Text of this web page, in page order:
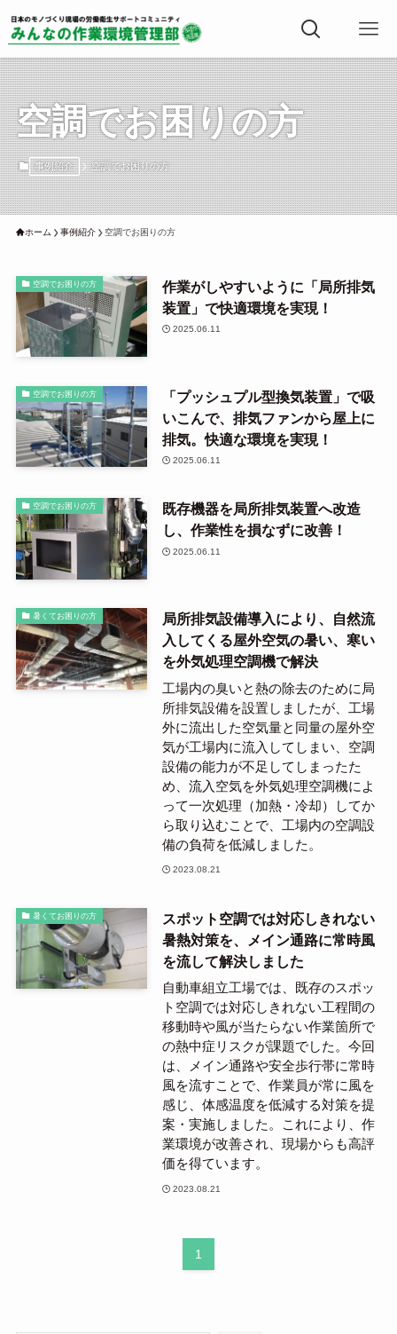
空調でお困りの方
事例紹介 空調でお困りの方
ホーム 事例紹介 空調でお困りの方
空調でお困りの方
作業がしやすいように「局所排気
装置」で快適環境を実現！
2025.06.11
空調でお困りの方
「プッシュプル型換気装置」で吸
いこんで、排気ファンから屋上に
排気。快適な環境を実現！
2025.06.11
空調でお困りの方
既存機器を局所排気装置へ改造
し、作業性を損なずに改善！
2025.06.11
暑くてお困りの方
局所排気設備導入により、自然流
入してくる屋外空気の暑い、寒い
を外気処理空調機で解決
工場内の臭いと熱の除去のために局
所排気設備を設置しましたが、工場
外に流出した空気量と同量の屋外空
気が工場内に流入してしまい、空調
設備の能力が不足してしまったた
め、流入空気を外気処理空調機によ
って一次処理（加熱・冷却）してか
ら取り込むことで、工場内の空調設
備の負荷を低減しました。
2023.08.21
暑くてお困りの方
スポット空調では対応しきれない
暑熱対策を、メイン通路に常時風
を流して解決しました
自動車組立工場では、既存のスポッ
ト空調では対応しきれない工程間の
移動時や風が当たらない作業箇所で
の熱中症リスクが課題でした。今回
は、メイン通路や安全歩行帯に常時
風を流すことで、作業員が常に風を
感じ、体感温度を低減する対策を提
案・実施しました。これにより、作
業環境が改善され、現場からも高評
価を得ています。
2023.08.21
1